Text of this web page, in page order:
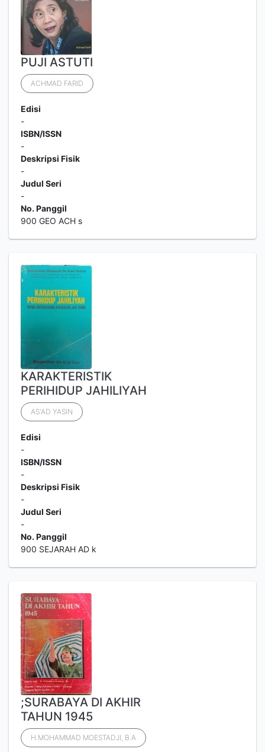
PUJI ASTUTI
ACHMAD FARID
Edisi
-
ISBN/ISSN
-
Deskripsi Fisik
-
Judul Seri
-
No. Panggil
900 GEO ACH s
KARAKTERISTIK
PERIHIDUP JAHILIYAH
AS'AD YASIN
Edisi
-
ISBN/ISSN
-
Deskripsi Fisik
-
Judul Seri
-
No. Panggil
900 SEJARAH AD k
;SURABAYA DI AKHIR
TAHUN 1945
H.MOHAMMAD MOESTADJI, B.A